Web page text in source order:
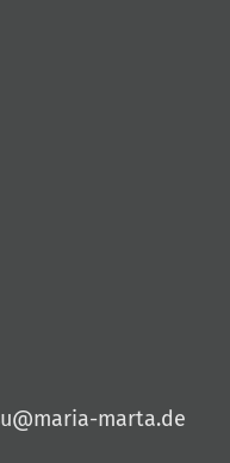
marta.de